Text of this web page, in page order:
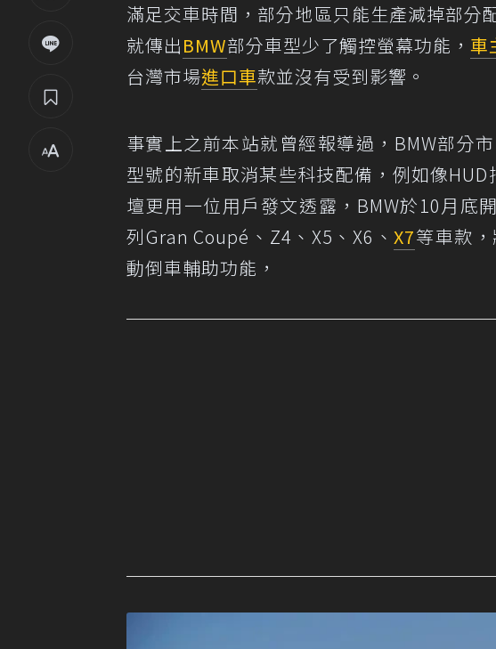
滿足交車時間，部分地區只能生產減掉部分
就傳出BMW部分車型少了觸控螢幕功能， 車
台灣市場進口車款並沒有受到影響。
事實上之前本站就曾經報導過，BMW部分
型號的新車取消某些科技配備，例如像
壇更用一位用戶發文透露，BMW於10月底
列Gran Coupé、Z4、X5、X6、X7等車款
動倒車輔助功能，